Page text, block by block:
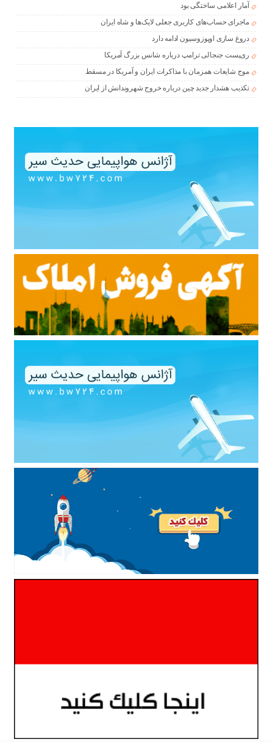
آمار اعلامی ساختگی بود
ماجرای حساب‌های کاربری جعلی لایک‌ها و شاه ایران
دروغ سازی اوپوزوسیون ادامه دارد
ری‌پست جنجالی ترامپ درباره شانس بزرگ آمریکا
موج شایعات همزمان با مذاکرات ایران و آمریکا در مسقط
تکذیب هشدار جدید چین درباره خروج شهروندانش از ایران